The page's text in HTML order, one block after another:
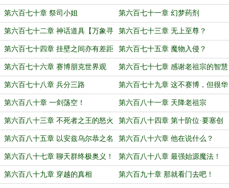
第六百七十章 祭司小姐 第六百七十一章 幻梦药剂
第六百七十二章 神话道具【万象寻
踪仪】
第六百七十三章 无上至尊？
第六百七十四章 挂壁之间亦有差距 第六百七十五章 魔物入侵？
第六百七十六章 赛博朋克世界观 第六百七十七章 感谢老祖宗的智慧
第六百七十八章 兵分三路 第六百七十九章 这不赛博，但很华
夏
第六百八十章 一剑荡空！ 第六百八十一章 天降老祖宗
第六百八十三章 不死者之王的怒火 第六百八十四章 第十阶位·要塞创
造！
第六百八十五章 以安兹乌尔恭之名 第六百八十六章 他在说什么？
第六百八十七章 聊天群终极奥义！ 第六百八十八章 最强始源魔法！
第六百八十九章 穿越的真相 第六百九十章 那就看门去吧！